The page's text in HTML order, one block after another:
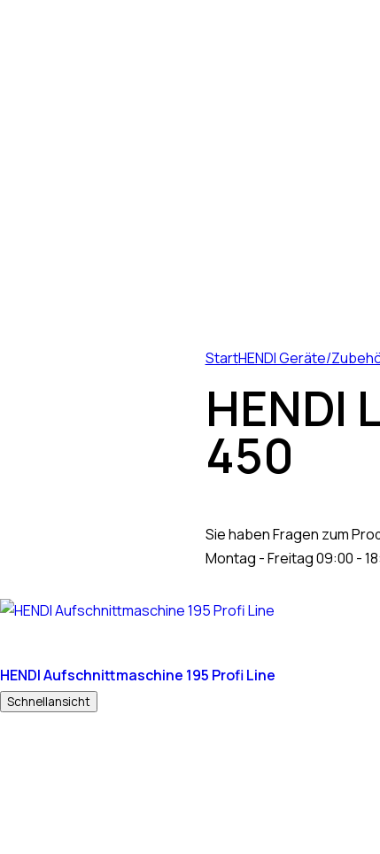
StartHENDI Geräte/
HENDI
450
Sie haben Fragen zum
Montag - Freitag 09:00 -
HENDI Aufschnittmaschine 195 Profi Line
Schnellansicht